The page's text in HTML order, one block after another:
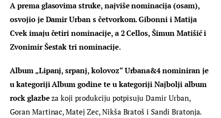
A prema glasovima struke, najviše nominacija (osam),
osvojio je Damir Urban s četvorkom. Gibonni i Matija
Cvek imaju četiri nominacije, a 2 Cellos, Šimun Matišić i
Zvonimir Šestak tri nominacije.
Album „Lipanj, srpanj, kolovoz“ Urbana&4 nominiran je
u kategoriji Album godine te u kategoriji Najbolji album
rock glazbe za koji produkciju potpisuju Damir Urban,
Goran Martinac, Matej Zec, Nikša Bratoš i Sandi Bratonja.